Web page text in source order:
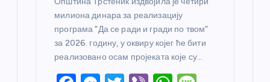
милиона динара за реализацију
програма “Да се ради и гради по твом”
за 2026. годину, у оквиру којег ће бити
реализовано осам пројеката које су…